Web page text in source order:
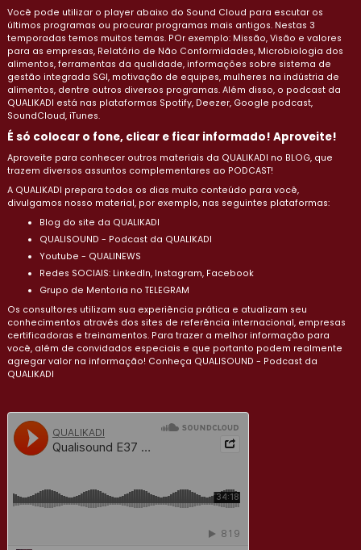
Você pode utilizar o player abaixo do Sound Cloud para escutar os
últimos programas ou procurar programas mais antigos. Nestas 3
temporadas temos muitos temas. POr exemplo: Missão, Visão e valores
para as empresas, Relatório de Não Conformidades, Microbiologia dos
alimentos, ferramentas da qualidade, informações sobre sistema de
gestão integrada SGI, motivação de equipes, mulheres na indústria de
alimentos, dentre outros diversos programas. Além disso, o podcast da
QUALIKADI está nas plataformas Spotify, Deezer, Google podcast,
SoundCloud, iTunes.
É só colocar o fone, clicar e ficar informado! Aproveite!
Aproveite para conhecer outros materiais da QUALIKADI no BLOG, que
trazem diversos assuntos complementares ao PODCAST!
A QUALIKADI prepara todos os dias muito conteúdo para você,
divulgamos nosso material, por exemplo, nas seguintes plataformas:
Blog do site da QUALIKADI
QUALISOUND - Podcast da QUALIKADI
Youtube - QUALINEWS
Redes SOCIAIS: LinkedIn, Instagram, Facebook
Grupo de Mentoria no TELEGRAM
Os consultores utilizam sua experiência prática e atualizam seu
conhecimentos através dos sites de referência internacional, empresas
certificadoras e treinamentos. Para trazer a melhor informação para
você, além de convidados especiais e que portanto podem realmente
agregar valor na informação! Conheça QUALISOUND - Podcast da
QUALIKADI